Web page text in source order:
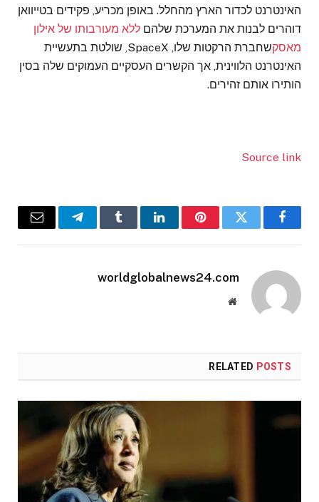
האינטרנט לכדור הארץ מהחלל. באופן מכריע, פקידים בטייוואן
דוהרים לבנות את המערכת שלהם ללא מעורבותו של אילון
מאסק
שחברת הרקטות שלו, SpaceX, שולטת בתעשיית
האינטרנט הלווינית, אך הקשרים העסקיים העמוקים שלה בסין
הותירו אותם זהירים.
Source link
Facebook
Twitter
Pinterest
LinkedIn
Tumblr
Telegram
Email
worldglobalnews24.com
Website
RELATED POSTS